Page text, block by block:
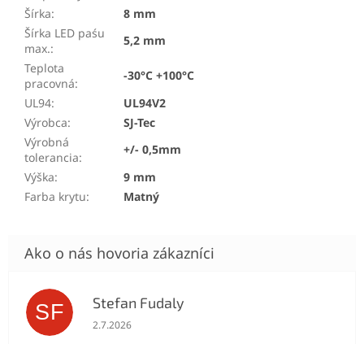
Šírka:
8 mm
Šírka LED paśu
max.:
5,2 mm
Teplota
pracovná:
-30°C +100°C
UL94:
UL94V2
Výrobca:
SJ-Tec
Výrobná
tolerancia:
+/- 0,5mm
Výška:
9 mm
Farba krytu: Matný
SF Stefan Fudaly
Hodnotenie obchodu je 5 z 5 hviezdičiek.
2.7.2026